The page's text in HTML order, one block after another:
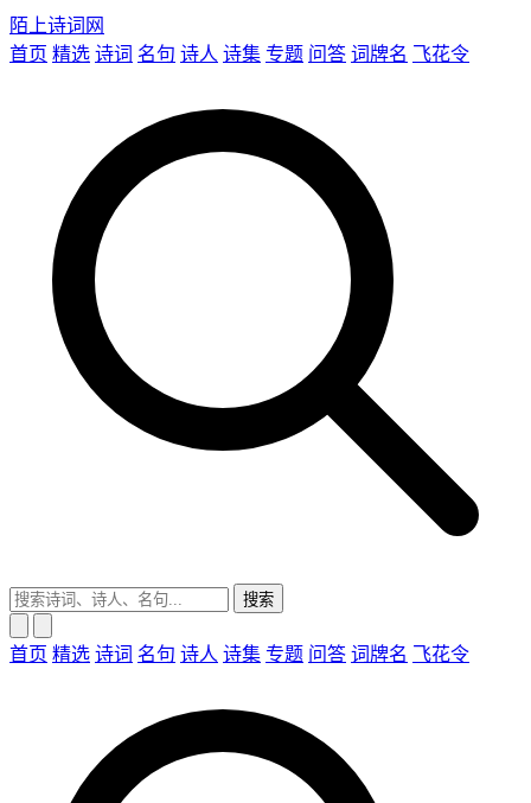
陌上诗词网
首页 精选 诗词 名句 诗人 诗集 专题 问答 词牌名 飞花令
搜索
首页 精选 诗词 名句 诗人 诗集 专题 问答 词牌名 飞花令